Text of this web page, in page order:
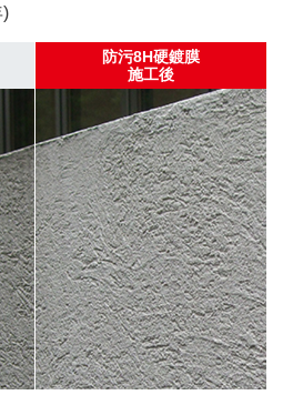
)
防污8H硬鍍膜
施工後